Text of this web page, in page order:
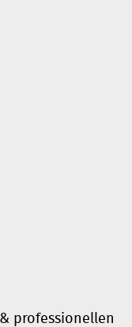
professionellen